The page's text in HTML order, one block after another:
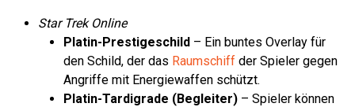
Star Trek Online
Platin-Prestigeschild – Ein buntes Overlay für
den Schild, der das Raumschiff der Spieler gegen
Angriffe mit Energiewaffen schützt.
Platin-Tardigrade (Begleiter) – Spieler können